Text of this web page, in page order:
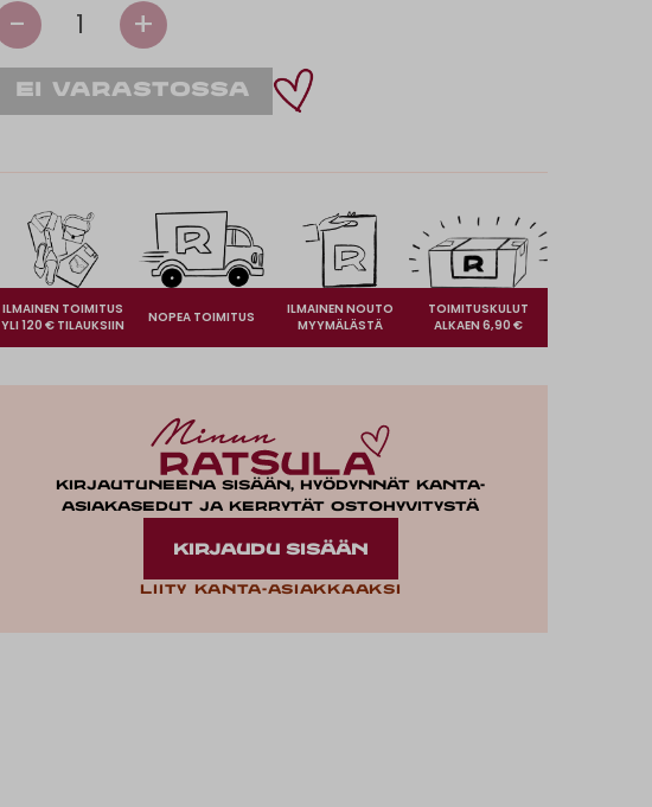
- 1 +
ILMAINEN TOIMITUS
YLI 120 € TILAUKSIIN
NOPEA TOIMITUS
ILMAINEN NOUTO
MYYMÄLÄSTÄ
TOIMITUSKULUT
ALKAEN 6,90 €
Kirjautuneena sisään, hyödynnät kanta-
asiakasedut ja kerrytät ostohyvitystä
KIRJAUDU SISÄÄN
Liity kanta-asiakkaaksi